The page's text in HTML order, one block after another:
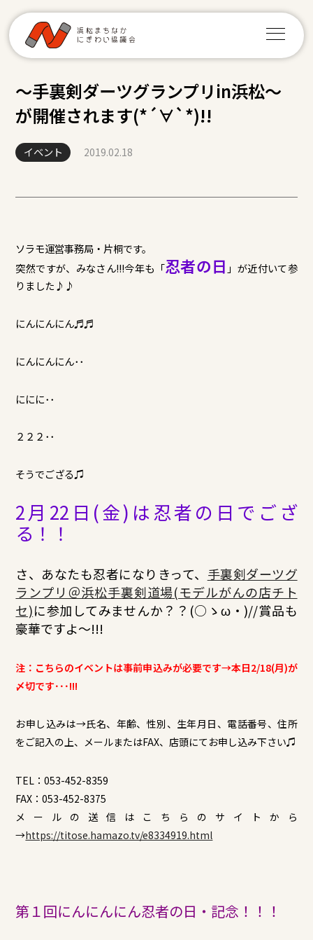
～手裏剣ダーツグランプリin浜松～
が開催されます(*´∀`*)!!
イベント 2019.02.18
ソラモ運営事務局・片桐です。
突然ですが、みなさん!!!今年も「忍者の日 」が近付いて参
りました♪♪
にんにんにん♬♬
にんにんにん･･
ににに･･
２２２･･
そうでござる♫
2月22日(金)は忍者の日でござ
る！！
さ、あなたも忍者になりきって、 手裏剣ダーツグ
ランプリ＠浜松手裏剣道場(モデルがんの店チト
セ)に参加してみませんか？？(○ゝω・)//賞品も
豪華ですよ～!!!
注：こちらのイベントは事前申込みが必要です→本日2/18(月)が
〆切です･･･!!!
お申し込みは→氏名、年齢、性別、生年月日、電話番号、住所
をご記入の上、メールまたはFAX、店頭にてお申し込み下さい♫
TEL：053-452-8359
FAX：053-452-8375
メールの送信はこちらのサイトから
→https://titose.hamazo.tv/e8334919.html
第１回にんにんにん忍者の日・記念！！！